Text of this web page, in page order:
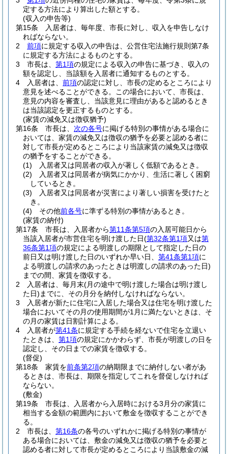
定する方法により算出した額とする。
(収入の申告等)
第15条
入居者は、毎年度、市長に対し、収入を申告しなけ
ればならない。
2
前項に規定する収入の申告は、公営住宅法施行規則第7条
に規定する方法によるものとする。
3
市長は、 第1項の規定による収入の申告に基づき、収入の
額を認定し、当該額を入居者に通知するものとする。
4
入居者は、 前項の認定に対し、市長の定めるところにより
意見を述べることができる。
この場合において、市長は、
意見の内容を審査し、当該意見に理由があると認めるとき
は当該認定を更正するものとする。
(家賃の減免又は徴収猶予)
第16条
市長は、 次の各号に掲げる特別の事情がある場合に
おいては、家賃の減免又は徴収の猶予を必要と認める者に
対して市長が定めるところにより当該家賃の減免又は徴収
の猶予をすることができる。
(1)
入居者又は同居者の収入が著しく低額であるとき。
(2)
入居者又は同居者が病気にかかり、生活に著しく困窮
しているとき。
(3)
入居者又は同居者が災害により著しい損害を受けたと
き。
(4)
その他前各号に準ずる特別の事情があるとき。
(家賃の納付)
第17条
市長は、入居者から第11条第5項の入居可能日から
当該入居者が市営住宅を明け渡した日(第32条第1項又は第
36条第1項の規定による明渡しの期限として指定した日の
前日又は明け渡した日のいずれか早い日、 第41条第1項に
よる明渡しの請求のあったときは明渡しの請求のあった日)
までの間、家賃を徴収する。
2
入居者は、毎月末(月の途中で明け渡した場合は明け渡し
た日) までに、その月分を納付しなければならない。
3
入居者が新たに住宅に入居した場合又は住宅を明け渡した
場合においてその月の使用期間が1月に満たないときは、そ
の月の家賃は日割計算による。
4
入居者が第41条に規定する手続を経ないで住宅を立退い
たときは、 第1項の規定にかかわらず、市長が明渡しの日を
認定し、その日までの家賃を徴収する。
(督促)
第18条
家賃を前条第2項の納期限までに納付しない者があ
るときは、市長は、期限を指定してこれを督促しなければ
ならない。
(敷金)
第19条
市長は、入居者から入居時における3月分の家賃に
相当する金額の範囲内において敷金を徴収することができ
る。
2
市長は、 第16条の各号のいずれかに掲げる特別の事情が
ある場合においては、敷金の減免又は徴収の猶予を必要と
認める者に対して市長が定めるところにより当該敷金の減